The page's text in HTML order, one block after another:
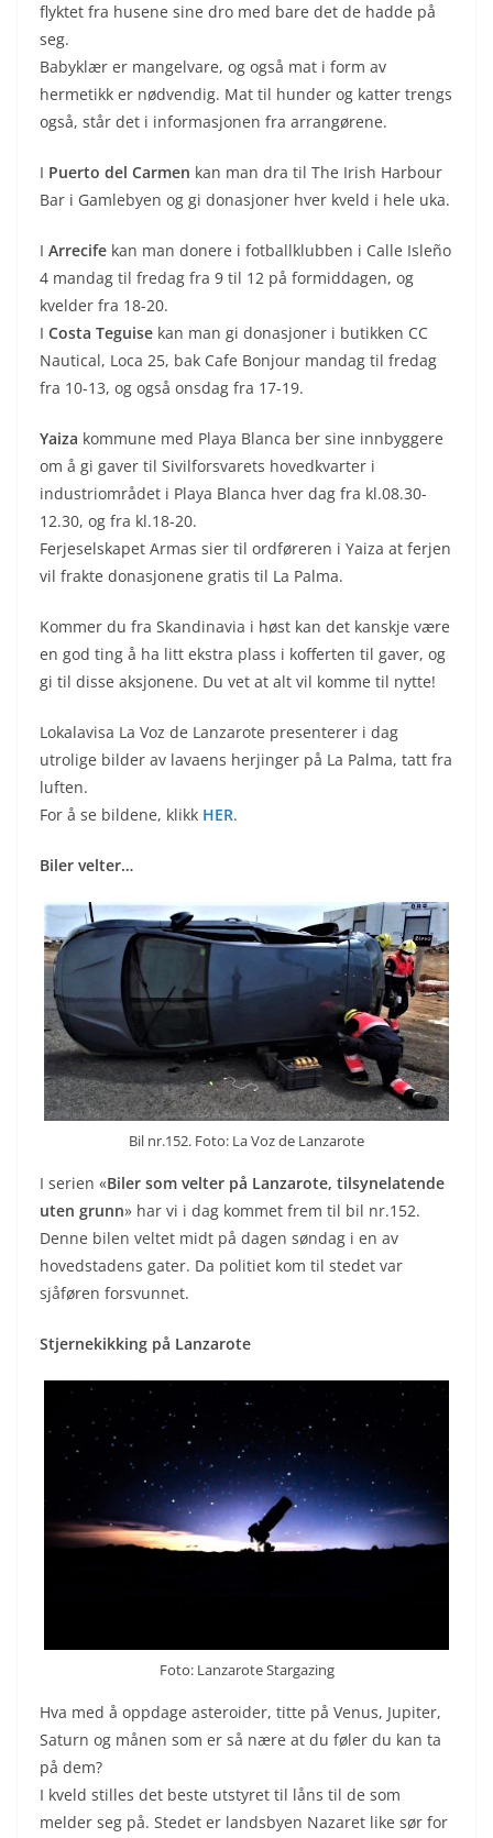
flyktet fra husene sine dro med bare det de hadde på
seg.
Babyklær er mangelvare, og også mat i form av
hermetikk er nødvendig. Mat til hunder og katter trengs
også, står det i informasjonen fra arrangørene.
I Puerto del Carmen kan man dra til The Irish Harbour
Bar i Gamlebyen og gi donasjoner hver kveld i hele uka.
I Arrecife kan man donere i fotballklubben i Calle Isleño
4 mandag til fredag fra 9 til 12 på formiddagen, og
kvelder fra 18-20.
I Costa Teguise kan man gi donasjoner i butikken CC
Nautical, Loca 25, bak Cafe Bonjour mandag til fredag
fra 10-13, og også onsdag fra 17-19.
Yaiza kommune med Playa Blanca ber sine innbyggere
om å gi gaver til Sivilforsvarets hovedkvarter i
industriområdet i Playa Blanca hver dag fra kl.08.30-
12.30, og fra kl.18-20.
Ferjeselskapet Armas sier til ordføreren i Yaiza at ferjen
vil frakte donasjonene gratis til La Palma.
Kommer du fra Skandinavia i høst kan det kanskje være
en god ting å ha litt ekstra plass i kofferten til gaver, og
gi til disse aksjonene. Du vet at alt vil komme til nytte!
Lokalavisa La Voz de Lanzarote presenterer i dag
utrolige bilder av lavaens herjinger på La Palma, tatt fra
luften.
For å se bildene, klikk HER.
Biler velter…
Bil nr.152. Foto: La Voz de Lanzarote
I serien «Biler som velter på Lanzarote, tilsynelatende
uten grunn» har vi i dag kommet frem til bil nr.152.
Denne bilen veltet midt på dagen søndag i en av
hovedstadens gater. Da politiet kom til stedet var
sjåføren forsvunnet.
Stjernekikking på Lanzarote
Foto: Lanzarote Stargazing
Hva med å oppdage asteroider, titte på Venus, Jupiter,
Saturn og månen som er så nære at du føler du kan ta
på dem?
I kveld stilles det beste utstyret til låns til de som
melder seg på. Stedet er landsbyen Nazaret like sør for